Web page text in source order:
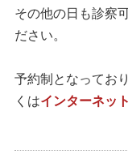
その他の日も診察
ださい。
予約制となってお
くはインターネット